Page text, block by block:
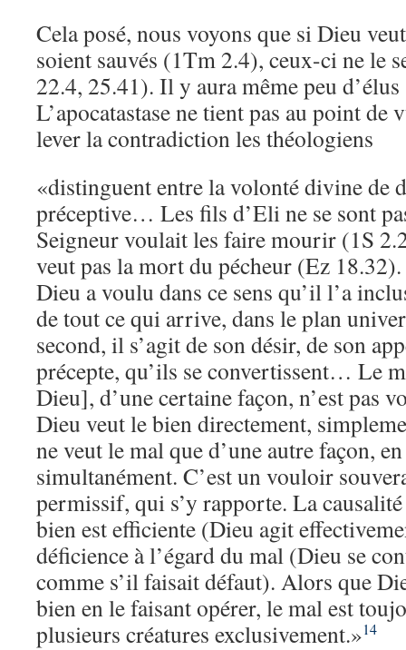
Cela posé, nous voyons que si Dieu
soient sauvés (1Tm 2.4), ceux-ci ne le
22.4, 25.41). Il y aura même peu
L’apocatastase ne tient pas au point de
lever la contradiction les théologiens
«distinguent entre la volonté divine de
préceptive… Les fils d’Eli ne se sont
Seigneur voulait les faire mourir (1S
veut pas la mort du pécheur (Ez
Dieu a voulu dans ce sens qu’il l’a
de tout ce qui arrive, dans le plan
second, il s’agit de son désir, de son
précepte, qu’ils se convertissent… Le
Dieu], d’une certaine façon, n’est pas
Dieu veut le bien directement,
ne veut le mal que d’une autre façon,
simultanément. C’est un vouloir
permissif, qui s’y rapporte. La
bien est efficiente (Dieu agit
déficience à l’égard du mal (Dieu se
comme s’il faisait défaut). Alors que
bien en le faisant opérer, le mal est
plusieurs créatures exclusivement.»14